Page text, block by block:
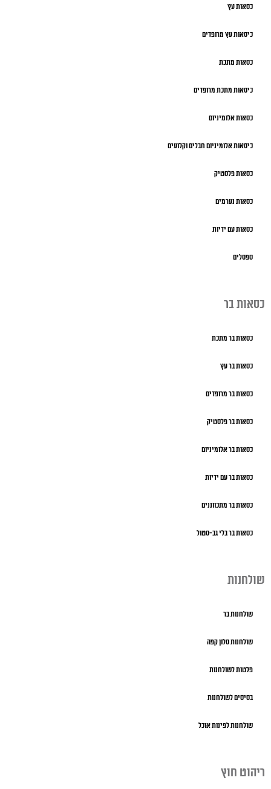
כסאות עץ
כיסאות עץ מרופדים
כסאות מתכת
כיסאות מתכת מרופדים
כסאות אלומיניום
כיסאות אלומיניום חבלים וקלועים
כסאות פלסטיק
כסאות נערמים
כסאות עם ידיות
ספסלים
כסאות בר
כסאות בר מתכת
כסאות בר עץ
כסאות בר מרופדים
כסאות בר פלסטיק
כסאות בר אלומיניום
כסאות בר עם ידיות
כסאות בר מתכווננים
כסאות בר בלי גב-סטול
שולחנות
שולחנות בר
שולחנות סלון קפה
פלטות לשולחנות
בסיסים לשולחנות
שולחנות לפינות אוכל
ריהוט חוץ